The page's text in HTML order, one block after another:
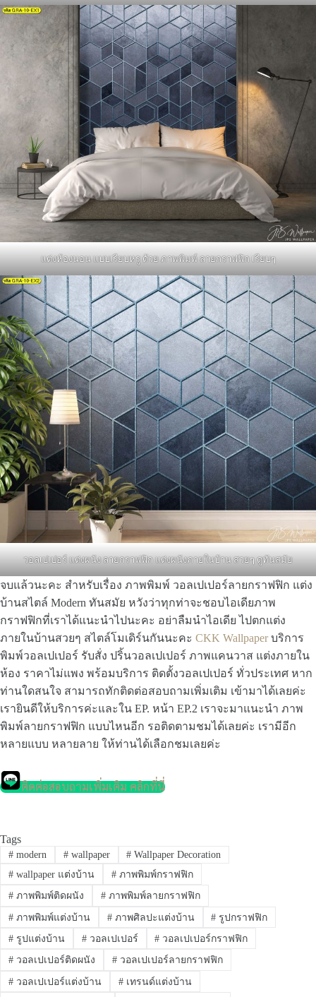
แต่งห้องนอน แบบเรียบหรู ด้วย ภาพพิมพ์ ลายกราฟฟิก เรียบๆ
วอลเปเปอร์ แต่งผนัง ลายกราฟฟิก แต่งผนังภายในบ้าน สวยๆ ดูทันสมัย
จบแล้วนะคะ สำหรับเรื่อง ภาพพิมพ์ วอลเปเปอร์ลายกราฟฟิก แต่ง
บ้านสไตล์ Modern ทันสมัย หวังว่าทุกท่าจะชอบไอเดียภาพ
กราฟฟิกที่เราได้แนะนำไปนะคะ อย่าลืมนำไอเดีย ไปตกแต่ง
ภายในบ้านสวยๆ สไตล์โมเดิร์นกันนะคะ CKK Wallpaperบริการ
พิมพ์วอลเปเปอร์ รับสั่ง ปริ้นวอลเปเปอร์ ภาพแคนวาส แต่งภายใน
ห้อง ราคาไม่แพง พร้อมบริการ ติดตั้งวอลเปเปอร์ ทั่วประเทศ หาก
ท่านใดสนใจ สามารถทักติดต่อสอบถามเพิ่มเติม เข้ามาได้เลยค่ะ
เรายินดีให้บริการค่ะและใน EP. หน้า EP.2 เราจะมาแนะนำ ภาพ
พิมพ์ลายกราฟฟิก แบบไหนอีก รอติดตามชมได้เลยค่ะ เรามีอีก
หลายแบบ หลายลาย ให้ท่านได้เลือกชมเลยค่ะ
ติดต่อสอบถามเพิ่มเติม คลิกที่นี่
Tags
#modern #wallpaper # Wallpaper Decoration
#wallpaper แต่งบ้าน #ภาพพิมพ์กราฟฟิก
#ภาพพิมพ์ติดผนัง #ภาพพิมพ์ลายกราฟฟิก
#ภาพพิมพ์แต่งบ้าน #ภาพศิลปะแต่งบ้าน # รูปกราฟฟิก
#รูปแต่งบ้าน #วอลเปเปอร์ # วอลเปเปอร์กราฟฟิก
#วอลเปเปอร์ติดผนัง #วอลเปเปอร์ลายกราฟฟิก
#วอลเปเปอร์แต่งบ้าน #เทรนด์แต่งบ้าน